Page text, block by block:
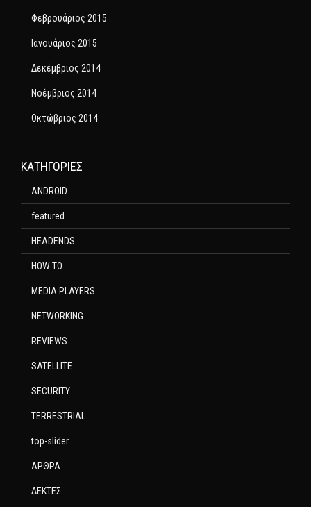
Φεβρουάριος 2015
Ιανουάριος 2015
Δεκέμβριος 2014
Νοέμβριος 2014
Οκτώβριος 2014
KΑΤΗΓΟΡΊΕΣ
ANDROID
featured
HEADENDS
HOW TO
MEDIA PLAYERS
NETWORKING
REVIEWS
SATELLITE
SECURITY
TERRESTRIAL
top-slider
ΑΡΘΡΑ
ΔΕΚΤΕΣ